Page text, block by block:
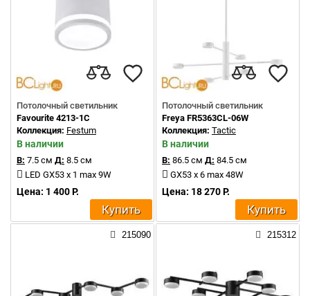
Потолочный светильник
Favourite 4213-1C
Коллекция: Festum
В наличии
В: 7.5 см Д: 8.5 см
LED GX53 x 1 max 9W
Цена: 1 400 Р.
Купить
Потолочный светильник
Freya FR5363CL-06W
Коллекция: Tactic
В наличии
В: 86.5 см Д: 84.5 см
GX53 x 6 max 48W
Цена: 18 270 Р.
Купить
215090 215312